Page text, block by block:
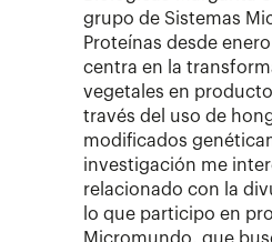
grupo de Sistemas
Proteínas desde
centra en la
vegetales en
través del uso de
modificados
investigación me
relacionado con la
lo que participo en